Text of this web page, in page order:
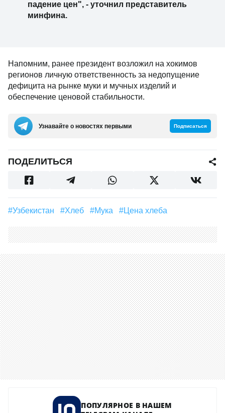
падение цен", - уточнил представитель
минфина.
Напомним, ранее президент возложил на хокимов
регионов личную ответственность за недопущение
дефицита на рынке муки и мучных изделий и
обеспечение ценовой стабильности.
Узнавайте о новостях первыми Подписаться
ПОДЕЛИТЬСЯ
#Узбекистан #Хлеб #Мука #цена хлеба